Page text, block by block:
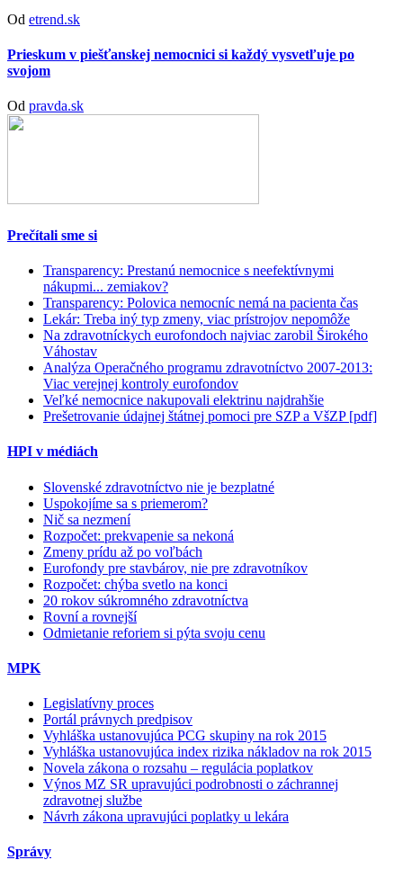
Od etrend.sk
Prieskum v piešťanskej nemocnici si každý vysvetľuje po
svojom
Od pravda.sk
Prečítali sme si
Transparency: Prestanú nemocnice s neefektívnymi
nákupmi... zemiakov?
Transparency: Polovica nemocníc nemá na pacienta čas
Lekár: Treba iný typ zmeny, viac prístrojov nepomôže
Na zdravotníckych eurofondoch najviac zarobil Širokého
Váhostav
Analýza Operačného programu zdravotníctvo 2007-2013:
Viac verejnej kontroly eurofondov
Veľké nemocnice nakupovali elektrinu najdrahšie
Prešetrovanie údajnej štátnej pomoci pre SZP a VšZP [pdf]
HPI v médiách
Slovenské zdravotníctvo nie je bezplatné
Uspokojíme sa s priemerom?
Nič sa nezmení
Rozpočet: prekvapenie sa nekoná
Zmeny prídu až po voľbách
Eurofondy pre stavbárov, nie pre zdravotníkov
Rozpočet: chýba svetlo na konci
20 rokov súkromného zdravotníctva
Rovní a rovnejší
Odmietanie reforiem si pýta svoju cenu
MPK
Legislatívny proces
Portál právnych predpisov
Vyhláška ustanovujúca PCG skupiny na rok 2015
Vyhláška ustanovujúca index rizika nákladov na rok 2015
Novela zákona o rozsahu – regulácia poplatkov
Výnos MZ SR upravujúci podrobnosti o záchrannej
zdravotnej službe
Návrh zákona upravujúci poplatky u lekára
Správy